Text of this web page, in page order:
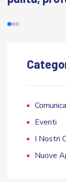
Eventi
I Nostri
Nuove